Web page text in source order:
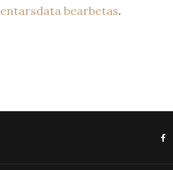
bearbetas.